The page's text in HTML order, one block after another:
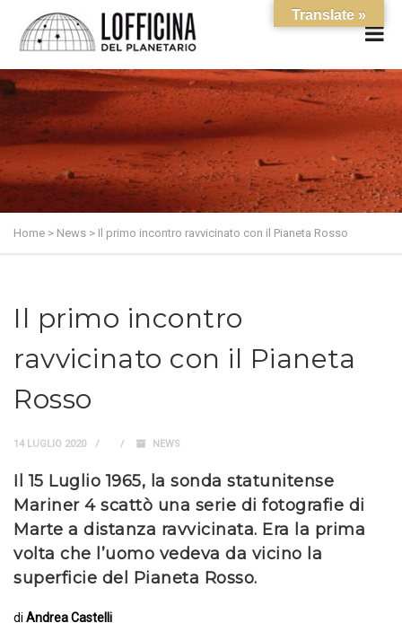
Home > News > Il primo incontro ravvicinato con il Pianeta Rosso
Il primo incontro
ravvicinato con il Pianeta
Rosso
14 LUGLIO 2020 NEWS
Il 15 Luglio 1965, la sonda statunitense
Mariner 4 scattò una serie di fotografie di
Marte a distanza ravvicinata. Era la prima
volta che l’uomo vedeva da vicino la
superficie del Pianeta Rosso.
di Andrea Castelli
Translate »